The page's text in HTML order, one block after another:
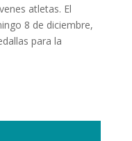
atletas. El
8 de diciembre,
para la